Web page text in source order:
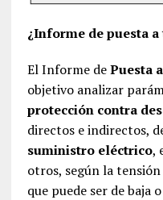
¿Informe de puesta a
El Informe dePuesta
objetivo analizar
protección contra
directos e indirectos,
suministro eléctrico,
otros, según la
que puede ser de baja